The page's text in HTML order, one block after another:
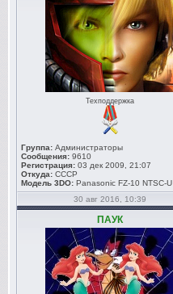
Техподдержка
Группа: Администраторы
Сообщения: 9610
Регистрация: 03 дек 2009, 21:07
Откуда: СССР
Модель 3DO: Panasonic FZ-10 NTSC-U
30 авг 2016, 10:39
ПАУК